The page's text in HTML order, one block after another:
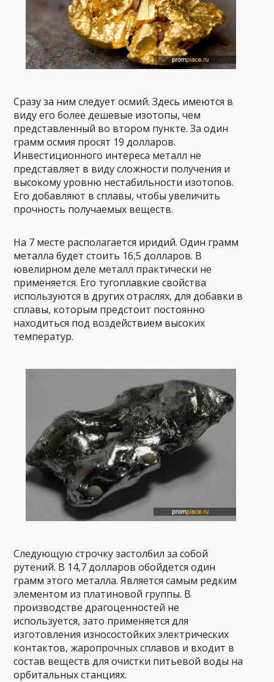
Сразу за ним следует осмий. Здесь имеются в
виду его более дешевые изотопы, чем
представленный во втором пункте. За один
грамм осмия просят 19 долларов.
Инвестиционного интереса металл не
представляет в виду сложности получения и
высокому уровню нестабильности изотопов.
Его добавляют в сплавы, чтобы увеличить
прочность получаемых веществ.
На 7 месте располагается иридий. Один грамм
металла будет стоить 16,5 долларов. В
ювелирном деле металл практически не
применяется. Его тугоплавкие свойства
используются в других отраслях, для добавки в
сплавы, которым предстоит постоянно
находиться под воздействием высоких
температур.
Следующую строчку застолбил за собой
рутений. В 14,7 долларов обойдется один
грамм этого металла. Является самым редким
элементом из платиновой группы. В
производстве драгоценностей не
используется, зато применяется для
изготовления износостойких электрических
контактов, жаропрочных сплавов и входит в
состав веществ для очистки питьевой воды на
орбитальных станциях.